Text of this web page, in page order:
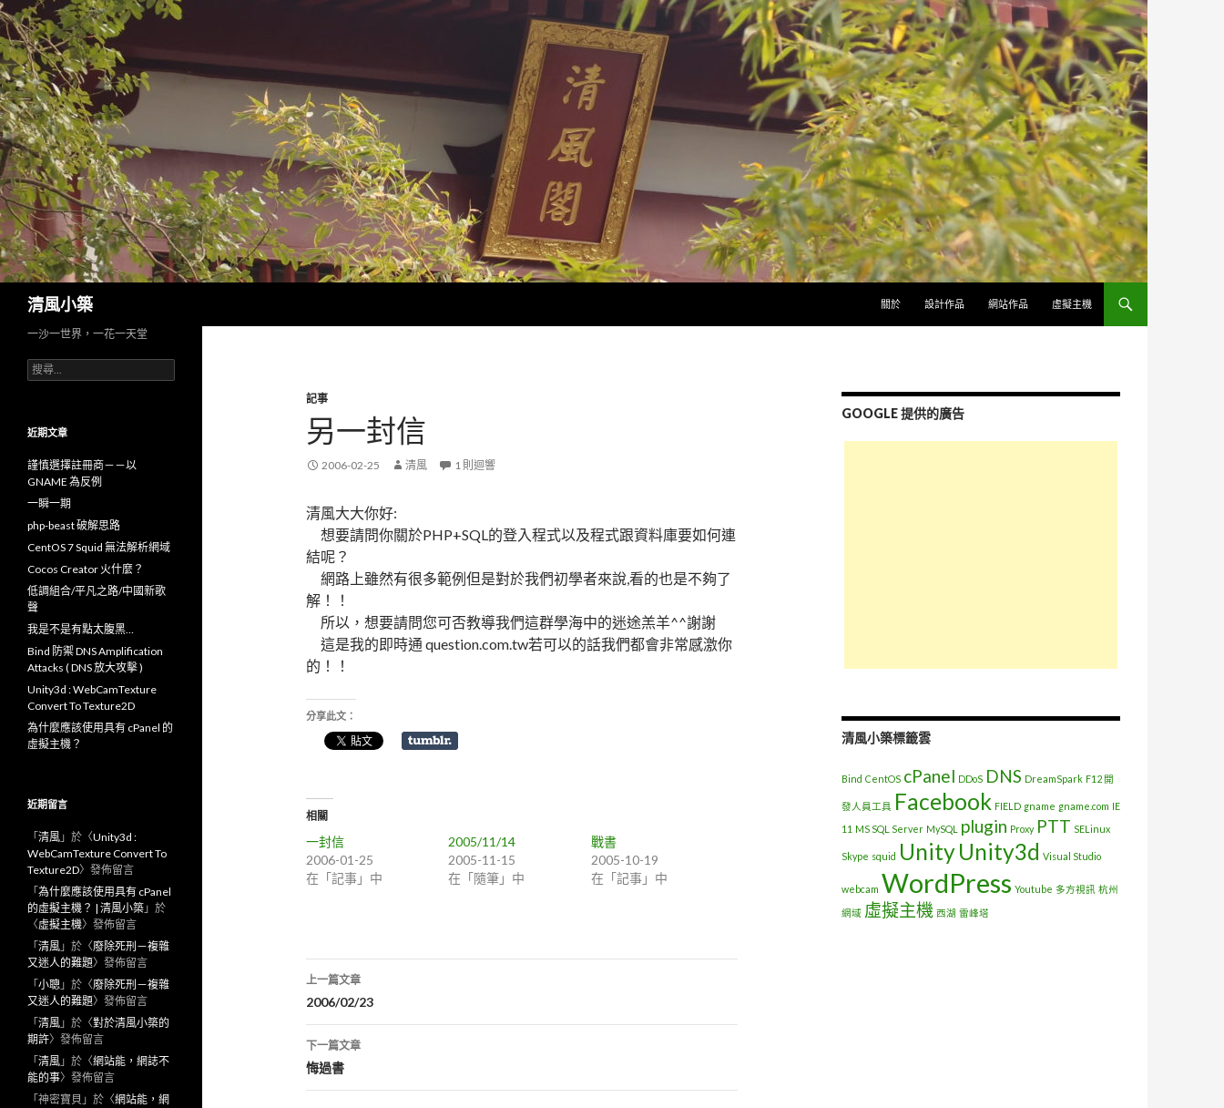
清風小築
關於
設計作品 網站作品 虛擬主機
記事
另一封信
2006-02-25 清風 1 則迴響
清風大大你好:
想要請問你關於PHP+SQL的登入程式以及程式跟資料庫要如何連
結呢？
網路上雖然有很多範例但是對於我們初學者來說,看的也是不夠了
解！！
所以，想要請問您可否教導我們這群學海中的迷途羔羊^^謝謝
這是我的即時通 question.com.tw若可以的話我們都會非常感激你
的！！
分享此文：
相關
一封信
2006-01-25
在「記事」中
2005/11/14
2005-11-15
在「隨筆」中
戰書
2005-10-19
在「記事」中
文
章
導
上一篇文章
2006/02/23
下一篇文章
悔過書
GOOGLE 提供的廣告
清風小築標籤雲
Bind CentOS cPanel DDoS DNS DreamSpark F12 開
發人員工具 Facebook FIELD gname gname.com IE
11 MS SQL Server MySQL plugin Proxy PTT SELinux
Skype squid UnityUnity3d Visual Studio
webcam WordPress Youtube 多方視訊 杭州
網域 虛擬主機 西湖 雷峰塔
一沙一世界，一花一天堂
搜
尋
字
近期文章
謹慎選擇註冊商－－以
GNAME 為反例
一瞬一期
php-beast 破解思路
CentOS 7 Squid 無法解析網域
Cocos Creator 火什麼？
低調組合/平凡之路/中國新歌
聲
我是不是有點太腹黑…
Bind 防禦 DNS Amplification
Attacks ( DNS 放大攻擊 )
Unity3d : WebCamTexture
Convert To Texture2D
為什麼應該使用具有 cPanel 的
虛擬主機？
近期留言
「 清風 」於〈Unity3d :
WebCamTexture Convert To
Texture2D〉發佈留言
「 為什麼應該使用具有 cPanel
的虛擬主機？ | 清風小築 」於
〈虛擬主機〉發佈留言
「 清風 」於〈廢除死刑－複雜
又迷人的難題〉發佈留言
「 小聰 」於〈廢除死刑－複雜
又迷人的難題〉發佈留言
「 清風 」於〈對於清風小築的
期許〉發佈留言
「 清風 」於〈網站能，網誌不
能的事〉發佈留言
「 神密寶貝 」於〈網站能，網